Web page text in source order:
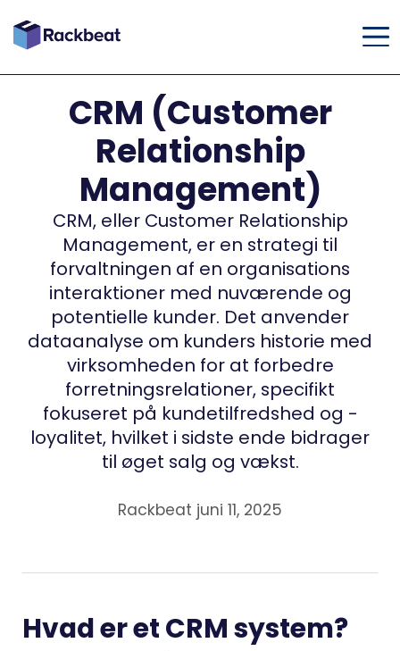
CRM (Customer
Relationship
Management)
CRM, eller Customer Relationship
Management, er en strategi til
forvaltningen af en organisations
interaktioner med nuværende og
potentielle kunder. Det anvender
dataanalyse om kunders historie med
virksomheden for at forbedre
forretningsrelationer, specifikt
fokuseret på kundetilfredshed og -
loyalitet, hvilket i sidste ende bidrager
til øget salg og vækst.
Rackbeat juni 11, 2025
Hvad er et CRM system?